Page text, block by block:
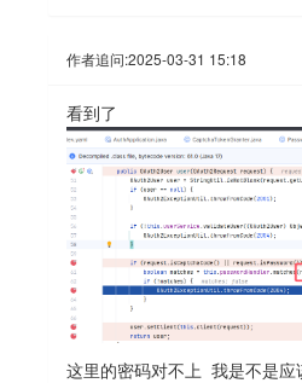
作者追问:2025-03-31 15:18
看到了
这里的密码对不上 我是不是应